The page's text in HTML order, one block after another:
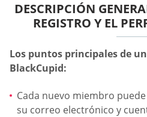
DESCRIPCIÓN
REGISTRO Y EL
Los puntos principales de
BlackCupid:
Cada nuevo miembro
su correo electrónico y